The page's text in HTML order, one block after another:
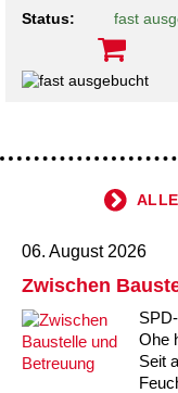
Status: fast
06. August 2026
Zwischen
Ohe
Seit